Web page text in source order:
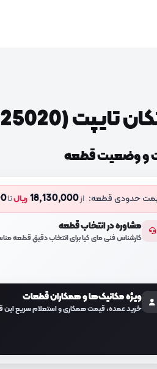
تایپت (2222625020)
و وضعیت قطعه
حدودی قطعه: از18,130,000 ریالتا
مشاوره در انتخاب قطعه
کارشناس فنی مای کیا برای انتخاب دقیق قطعه
ویژه مکانیک‌ها و همکاران قطعات
خرید عمده، قیمت همکاری و استعلام سریع این